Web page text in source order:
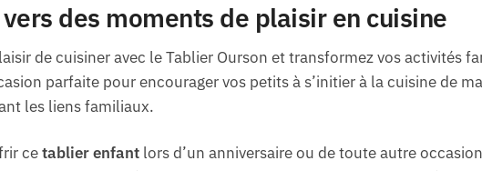
des moments de plaisir en cuisine
de cuisiner avec le Tablier Ourson et transformez vos activités
parfaite pour encourager vos petits à s’initier à la cuisine de
les liens familiaux.
cetablier enfantlors d’un anniversaire ou de toute autre